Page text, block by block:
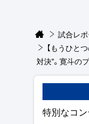
試合レ
【もうひと
対決”。寛斗の
特別なコ